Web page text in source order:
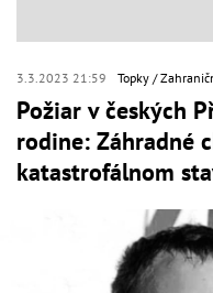
3.3.2023 21:59 Topky
Požiar v českých
rodine: Záhradné
katastrofálnom